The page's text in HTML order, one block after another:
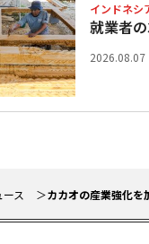
インドネシ
就業者
2026.08.07
ス カカオの産業強化を